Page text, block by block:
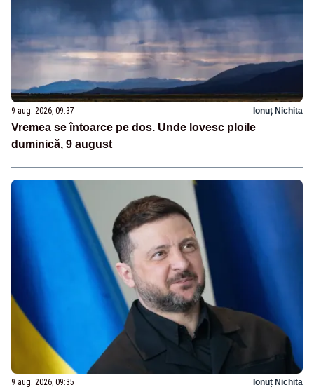
9 aug. 2026, 09:37 Ionuț Nichita
Vremea se întoarce pe dos. Unde lovesc ploile
duminică, 9 august
9 aug. 2026, 09:35 Ionuț Nichita